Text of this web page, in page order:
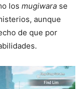
los mugiwara se
aunque
de que por